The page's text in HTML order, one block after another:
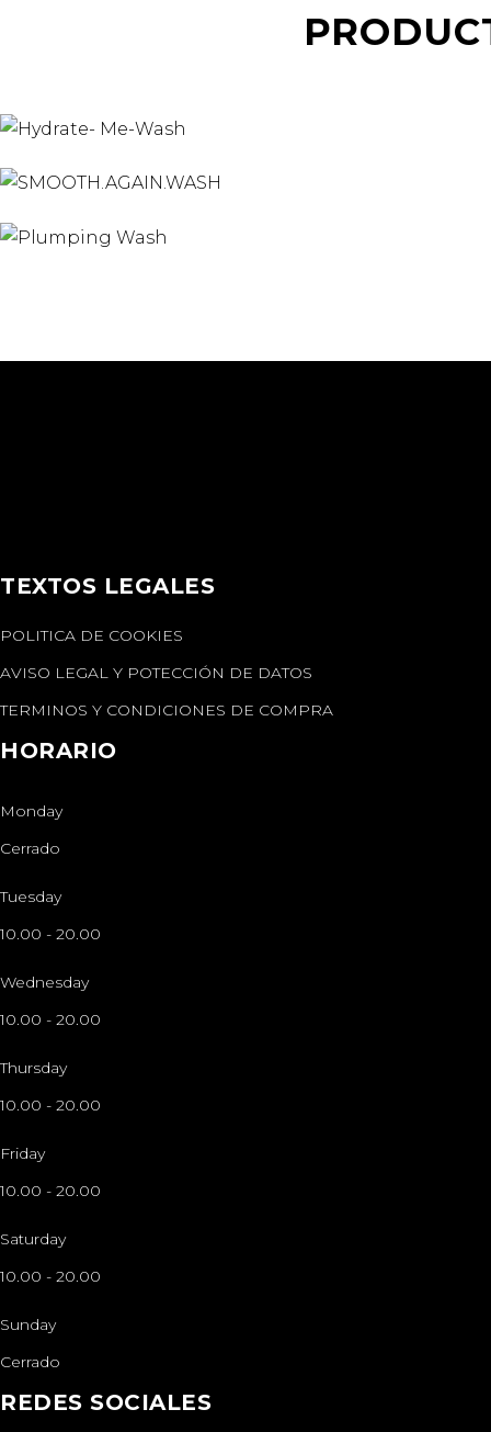
TEXTOS LEGALES
POLITICA DE COOKIES
AVISO LEGAL Y POTECCIÓN DE DATOS
TERMINOS Y CONDICIONES DE COMPRA
HORARIO
Monday
Cerrado
Tuesday
10.00 - 20.00
Wednesday
10.00 - 20.00
Thursday
10.00 - 20.00
Friday
10.00 - 20.00
Saturday
10.00 - 20.00
Sunday
Cerrado
REDES SOCIALES